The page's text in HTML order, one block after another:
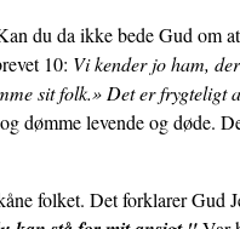
du da ikke bede Gud om
10: Vi kender jo ham,
sit folk.» Det er frygteligt
dømme levende og døde.
folket. Det forklarer Gud